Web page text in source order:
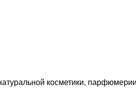
косметики,